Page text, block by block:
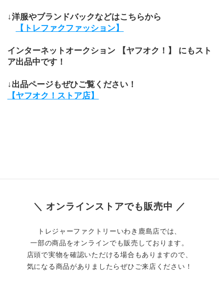
↓洋服やブランドバックなどはこちらから
【トレファクファッション】
インターネットオークション 【ヤフオク！】 にもスト
ア出品中です！
↓出品ページもぜひご覧ください！
【ヤフオク！ストア店】
＼ オンラインストアでも販売中 ／
トレジャーファクトリーいわき鹿島店では、
一部の商品をオンラインでも販売しております。
店頭で実物を確認いただける場合もありますので、
気になる商品がありましたらぜひご来店ください！